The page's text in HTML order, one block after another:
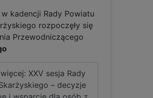
kadencji Rady Powiatu
rozpoczęły się
Przewodniczącego
XXV sesja Rady
– decyzje